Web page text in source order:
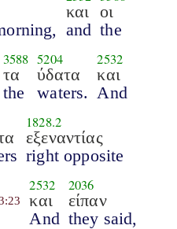
και
and
οι
the
3588
τα
the
5204
ύδατα
waters.
2532
και
And
1828.2
εξεναντίας
right opposite
2532
και
And
2036
είπαν
they said,